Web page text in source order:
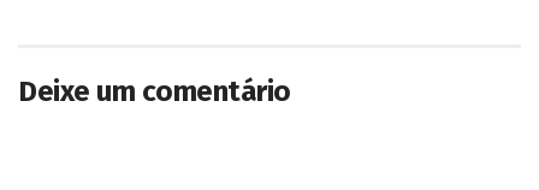
Deixe um comentário